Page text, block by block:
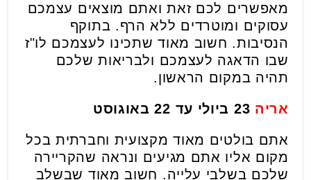
מאפשרים לכם זאת ואתם מוצאים עצמכם
עסוקים ומוטרדים ללא הרף. בתוקף
הנסיבות. חשוב מאוד שתכינו לעצמכם לו"ז
שבו הדאגה לעצמכם ולבריאות שלכם
תהיה במקום הראשון.
אריה
אתם בולטים מאוד מקצועית וחברתית בכל
מקום אליו אתם מגיעים ונראה שהקריירה
שלכם בשלבי עלייה. חשוב מאוד שבשלב